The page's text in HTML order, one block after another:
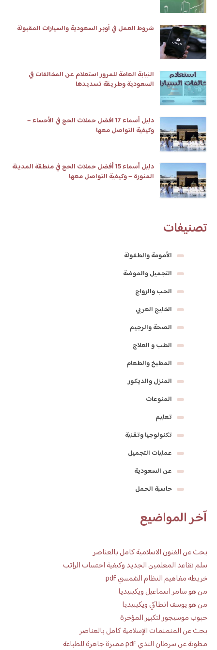
شروط العمل في أوبر السعودية والسيارات المقبولة
النيابة العامة للمرور استعلام عن المخالفات في
السعودية وطريقة تسديدها
دليل أسماء 17 افضل حملات الحج في الأحساء –
وكيفية التواصل معها
دليل أسماء 15 أفضل حملات الحج في منطقة المدينة
المنورة – وكيفية التواصل معها
تصنيفات
الأمومة والطفولة
التجميل والموضة
الحب والزواج
الخليج العربي
الصحة والرجيم
الطب و العلاج
المطبخ والطعام
المنزل والديكور
المنوعات
تعليم
تكنولوجيا وتقنية
عمليات التجميل
عن السعودية
حاسبة الحمل
آخر المواضيع
بحث عن الفنون الاسلامية كامل بالعناصر
سلم تقاعد المعلمين الجديد وكيفية احتساب الراتب
خريطة مفاهيم النظام الشمسي pdf
من هو سامر اسماعيل ويكيبيديا
من هو يوسف انطاكي ويكيبيديا
حبوب موسيجور لتكبير المؤخرة
بحث عن المنمنمات الإسلامية كامل بالعناصر
مطوية عن سرطان الثدي pdf مميزة جاهزة للطباعة